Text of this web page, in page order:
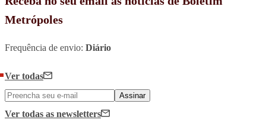
Metrópoles
Frequência de envio: Diário
Ver todas
Assinar
Ver todas as newsletters